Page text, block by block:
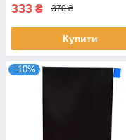
333 ₴ 370 ₴
Купити
–10%